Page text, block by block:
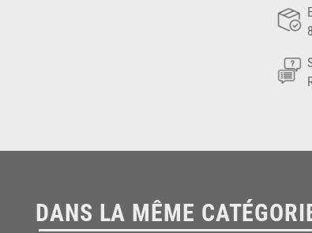
DANS LA MÊME